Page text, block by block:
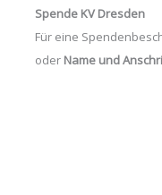
Spende KV Dresden
Für eine
oder Name und